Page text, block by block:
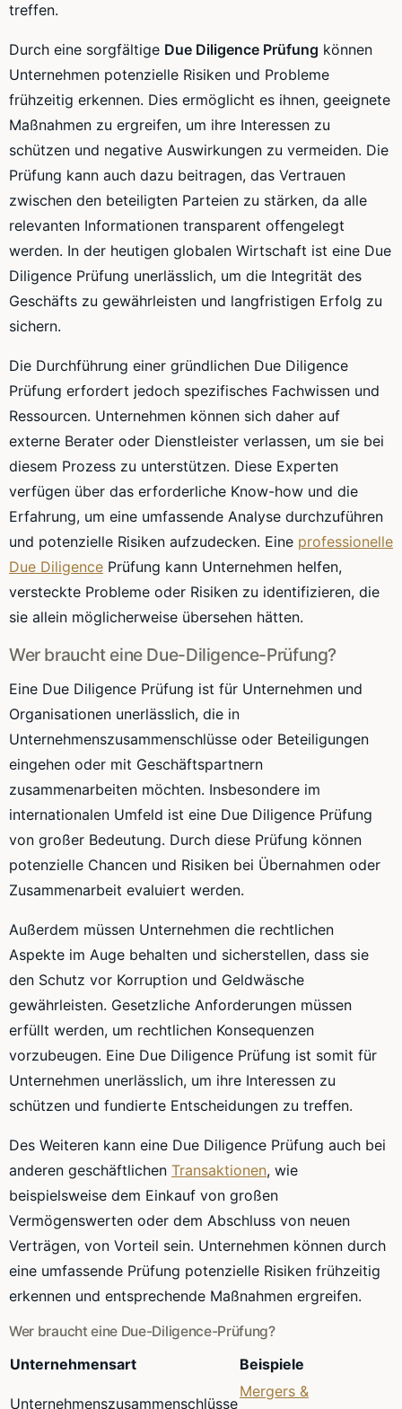
treffen.
Durch eine sorgfältige Due Diligence Prüfung können
Unternehmen potenzielle Risiken und Probleme
frühzeitig erkennen. Dies ermöglicht es ihnen, geeignete
Maßnahmen zu ergreifen, um ihre Interessen zu
schützen und negative Auswirkungen zu vermeiden. Die
Prüfung kann auch dazu beitragen, das Vertrauen
zwischen den beteiligten Parteien zu stärken, da alle
relevanten Informationen transparent offengelegt
werden. In der heutigen globalen Wirtschaft ist eine Due
Diligence Prüfung unerlässlich, um die Integrität des
Geschäfts zu gewährleisten und langfristigen Erfolg zu
sichern.
Die Durchführung einer gründlichen Due Diligence
Prüfung erfordert jedoch spezifisches Fachwissen und
Ressourcen. Unternehmen können sich daher auf
externe Berater oder Dienstleister verlassen, um sie bei
diesem Prozess zu unterstützen. Diese Experten
verfügen über das erforderliche Know-how und die
Erfahrung, um eine umfassende Analyse durchzuführen
und potenzielle Risiken aufzudecken. Eine professionelle
Due Diligence Prüfung kann Unternehmen helfen,
versteckte Probleme oder Risiken zu identifizieren, die
sie allein möglicherweise übersehen hätten.
Wer braucht eine Due-Diligence-Prüfung?
Eine Due Diligence Prüfung ist für Unternehmen und
Organisationen unerlässlich, die in
Unternehmenszusammenschlüsse oder Beteiligungen
eingehen oder mit Geschäftspartnern
zusammenarbeiten möchten. Insbesondere im
internationalen Umfeld ist eine Due Diligence Prüfung
von großer Bedeutung. Durch diese Prüfung können
potenzielle Chancen und Risiken bei Übernahmen oder
Zusammenarbeit evaluiert werden.
Außerdem müssen Unternehmen die rechtlichen
Aspekte im Auge behalten und sicherstellen, dass sie
den Schutz vor Korruption und Geldwäsche
gewährleisten. Gesetzliche Anforderungen müssen
erfüllt werden, um rechtlichen Konsequenzen
vorzubeugen. Eine Due Diligence Prüfung ist somit für
Unternehmen unerlässlich, um ihre Interessen zu
schützen und fundierte Entscheidungen zu treffen.
Des Weiteren kann eine Due Diligence Prüfung auch bei
anderen geschäftlichen Transaktionen, wie
beispielsweise dem Einkauf von großen
Vermögenswerten oder dem Abschluss von neuen
Verträgen, von Vorteil sein. Unternehmen können durch
eine umfassende Prüfung potenzielle Risiken frühzeitig
erkennen und entsprechende Maßnahmen ergreifen.
Wer braucht eine Due-Diligence-Prüfung?
Unternehmensart Beispiele
Unternehmenszusammenschlüsse
Mergers &